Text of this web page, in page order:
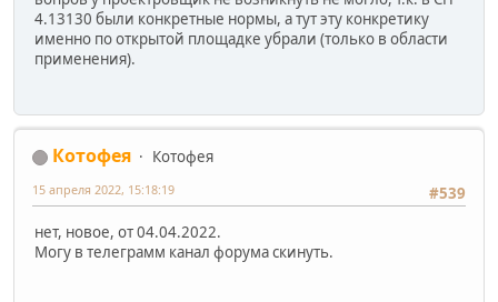
4.13130 были конкретные нормы, а тут эту конкретику
именно по открытой площадке убрали (только в области
применения).
Котофея
Котофея
#539
15 апреля 2022, 15:18:19
нет, новое, от 04.04.2022.
Могу в телеграмм канал форума скинуть.